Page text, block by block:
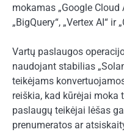
mokamas „Google Cloud
„BigQuery“, „Vertex AI“ ir
Vartų paslaugos
naudojant stabilias
teikėjams
reiškia, kad kūrėjai moka
paslaugų teikėjai lėšas
prenumeratos ar